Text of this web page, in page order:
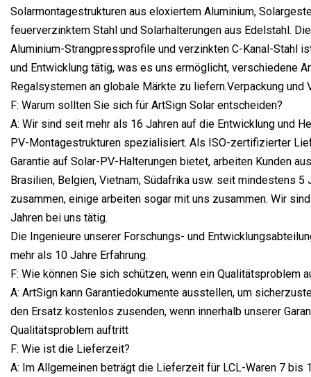
Solarmontagestrukturen aus eloxiertem Aluminium,
feuerverzinktem Stahl und Solarhalterungen aus Edelstahl.
Aluminium-Strangpressprofile und verzinkten C-Kanal-Stahl
und Entwicklung tätig, was es uns ermöglicht, verschiedene
Regalsystemen an globale Märkte zu liefern.Verpackung und
F: Warum sollten Sie sich für ArtSign Solar entscheiden?
A: Wir sind seit mehr als 16 Jahren auf die Entwicklung und
PV-Montagestrukturen spezialisiert. Als ISO-zertifizierter
Garantie auf Solar-PV-Halterungen bietet, arbeiten Kunden
Brasilien, Belgien, Vietnam, Südafrika usw. seit mindestens 5
zusammen, einige arbeiten sogar mit uns zusammen. Wir
Jahren bei uns tätig.
Die Ingenieure unserer Forschungs- und
mehr als 10 Jahre Erfahrung.
F: Wie können Sie sich schützen, wenn ein Qualitätsproblem
A: ArtSign kann Garantiedokumente ausstellen, um
den Ersatz kostenlos zusenden, wenn innerhalb unserer
Qualitätsproblem auftritt
F: Wie ist die Lieferzeit?
A: Im Allgemeinen beträgt die Lieferzeit für LCL-Waren 7 bis